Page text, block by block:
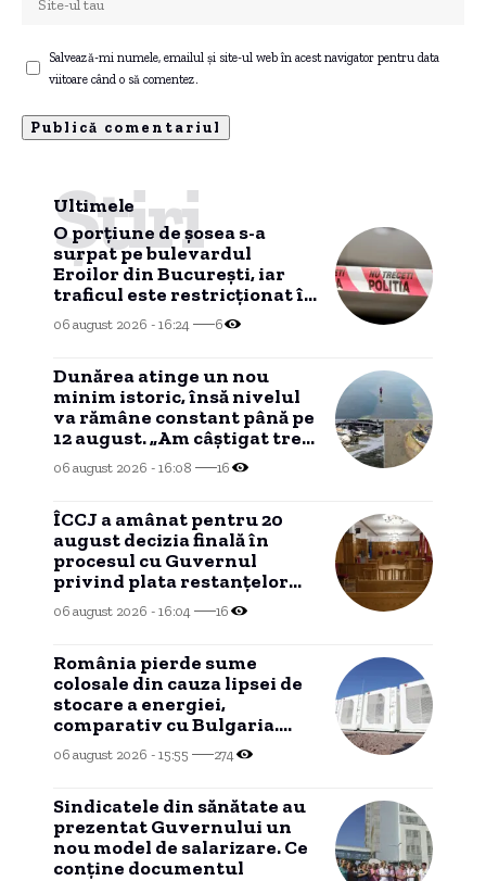
Salvează-mi numele, emailul și site-ul web în acest navigator pentru data
viitoare când o să comentez.
Ultimele
Știri
O porțiune de șosea s-a
surpat pe bulevardul
Eroilor din București, iar
traficul este restricționat în
zonă.
06 august 2026 - 16:24 6
Dunărea atinge un nou
minim istoric, însă nivelul
va rămâne constant până pe
12 august. „Am câştigat trei-
patru zile”
06 august 2026 - 16:08 16
ÎCCJ a amânat pentru 20
august decizia finală în
procesul cu Guvernul
privind plata restanțelor
salariale ale magistraților
06 august 2026 - 16:04 16
România pierde sume
colosale din cauza lipsei de
stocare a energiei,
comparativ cu Bulgaria.
„Miniștrii n-au făcut un
lucru simplu”
06 august 2026 - 15:55 274
Sindicatele din sănătate au
prezentat Guvernului un
nou model de salarizare. Ce
conține documentul